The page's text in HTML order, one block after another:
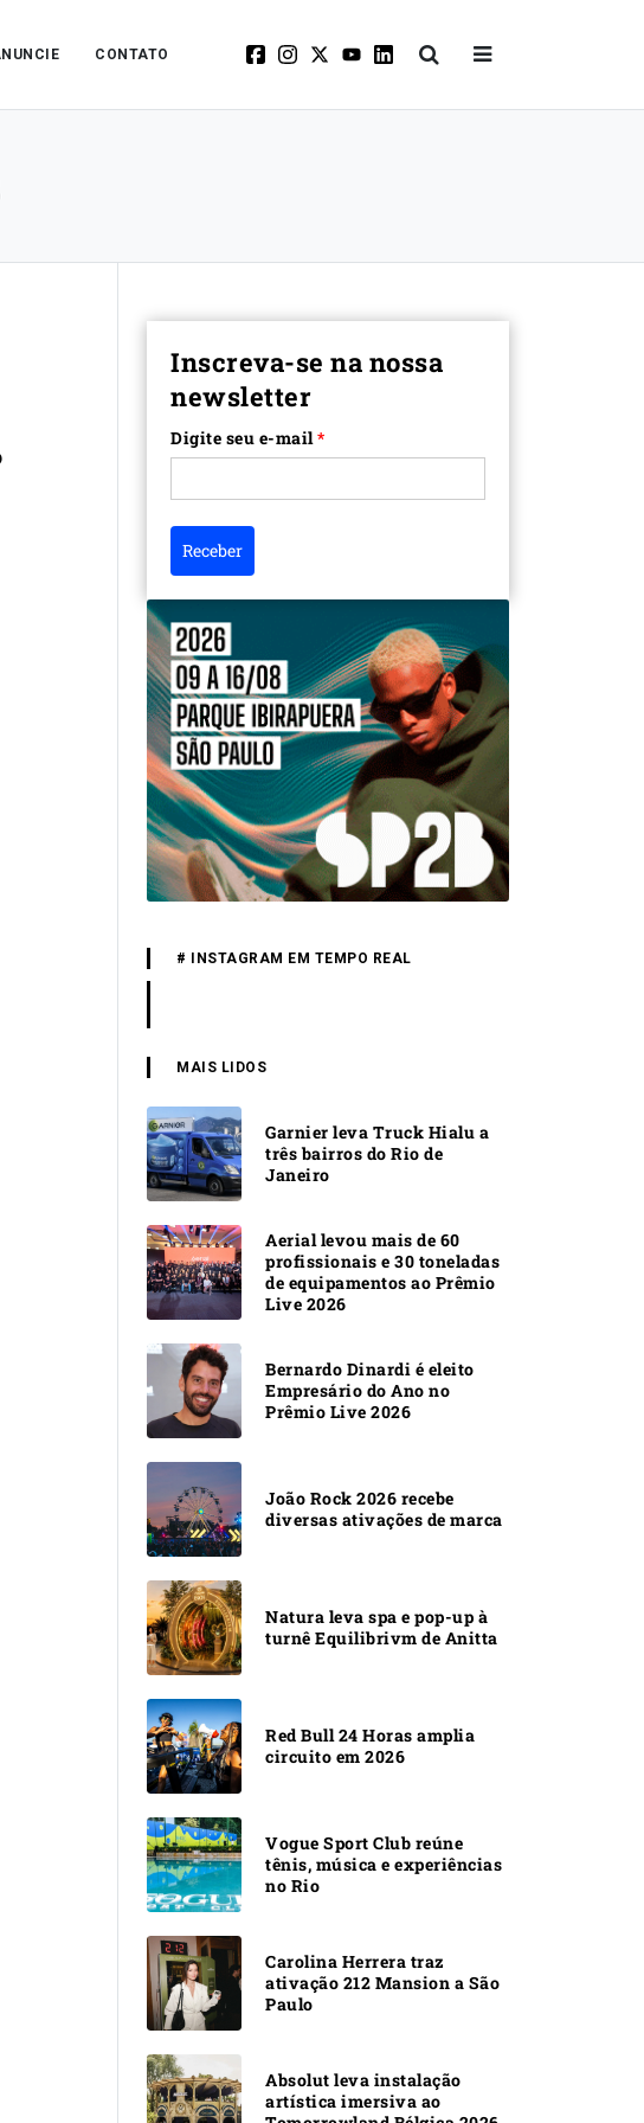
CONTATO
Inscreva-se na nossa
newsletter
Digite seu e-mail*
Receber
# INSTAGRAM EM TEMPO REAL
MAIS LIDOS
Garnier leva Truck Hialu a
três bairros do Rio de
Janeiro
Aerial levou mais de 60
profissionais e 30 toneladas
de equipamentos ao Prêmio
Live 2026
Bernardo Dinardi é eleito
Empresário do Ano no
Prêmio Live 2026
João Rock 2026 recebe
diversas ativações de marca
Natura leva spa e pop-up à
turnê Equilibrivm de Anitta
Red Bull 24 Horas amplia
circuito em 2026
Vogue Sport Club reúne
tênis, música e experiências
no Rio
Carolina Herrera traz
ativação 212 Mansion a São
Paulo
Absolut leva instalação
artística imersiva ao